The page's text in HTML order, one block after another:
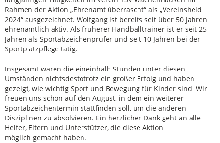
Rahmen der Aktion „Ehrenamt überrascht“ als „Vereinsheld
2024“ ausgezeichnet. Wolfgang ist bereits seit über 50 Jahren
ehrenamtlich aktiv. Als früherer Handballtrainer ist er seit 25
Jahren als Sportabzeichenprüfer und seit 10 Jahren bei der
Sportplatzpflege tätig.
Insgesamt waren die eineinhalb Stunden unter diesen
Umständen nichtsdestotrotz ein großer Erfolg und haben
gezeigt, wie wichtig Sport und Bewegung für Kinder sind. Wir
freuen uns schon auf den August, in dem ein weiterer
Sportabzeichentermin stattfinden soll, um die anderen
Disziplinen zu absolvieren. Ein herzlicher Dank geht an alle
Helfer, Eltern und Unterstützer, die diese Aktion
möglich gemacht haben.